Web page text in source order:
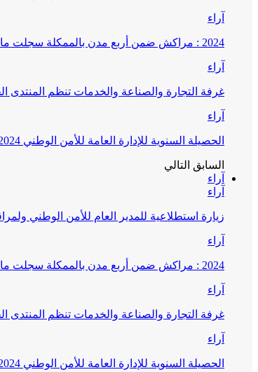
آراء
2024 : مراكش ضمن أربع مدن بالممكلة سجلت مامجموعه 656 قضية تتعلق بغسيل الأموال
آراء
غرفة التجارة والصناعة والخدمات تنظم
آراء
الحصيلة السنوية للإدارة العامة للأمن الوطني 2024
السابق التالي
آراء
آراء
زيارة استطلاعية للمدير العام للأمن الوطني
آراء
2024 : مراكش ضمن أربع مدن بالممكلة سجلت مامجموعه 656 قضية تتعلق بغسيل الأموال
آراء
غرفة التجارة والصناعة والخدمات تنظم
آراء
الحصيلة السنوية للإدارة العامة للأمن الوطني 2024